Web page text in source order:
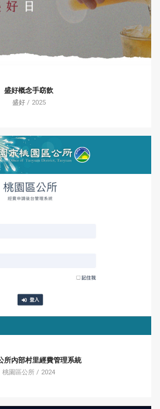
盛好概念手窈飲
盛好/ 2025
所內部村里經費管理系統
桃園區公所 / 2024